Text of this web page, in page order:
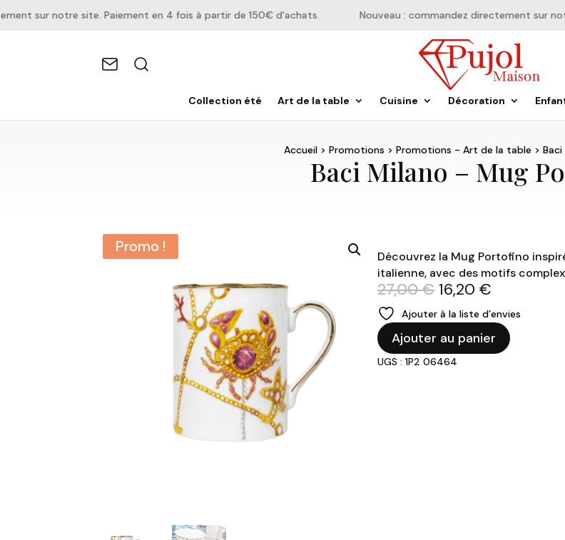
sur notre site. Paiement en 4 fois à partir de 150€ d'achats. Nouveau : commandez directement sur
Collection été Art de la table Cuisine Décoration
Accueil> Promotions > Promotions - Art de la table> Baci
Baci Milano – Mug
Promo !
Découvrez la Mug Portofino
italienne, avec des motifs
27,00€ Le
initial
était :
27,00 €.
16,20 €
actuel
est :
16,20 €.
Ajouter à la liste d’envies
quantité
de
Baci
Ajouter au panier
UGS : 1P2 06464